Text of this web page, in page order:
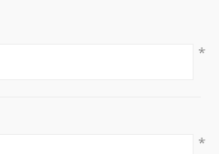
*
*